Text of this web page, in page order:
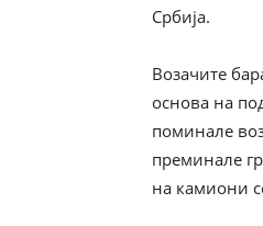
Србија.
Возачите
основа на
поминале
преминале
на камиони